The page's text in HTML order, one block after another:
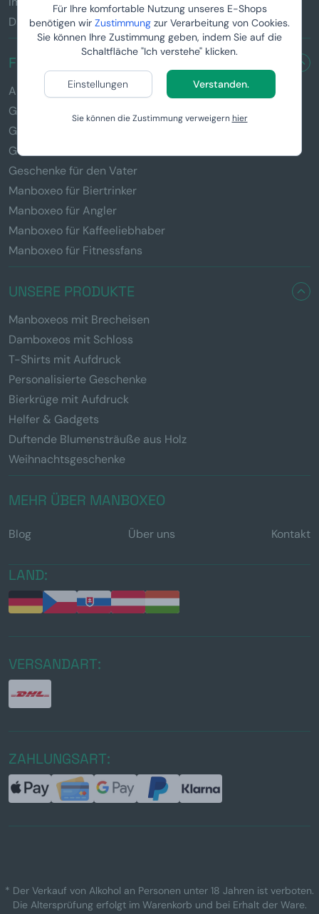
Für Ihre komfortable Nutzung unseres E-Shops
benötigen wir Zustimmung zur Verarbeitung von Cookies.
Sie können Ihre Zustimmung geben, indem Sie auf die
Schaltfläche "Ich verstehe" klicken.
Einstellungen Verstanden.
Sie können die Zustimmung verweigernhier
Datenschutz
FÜR WEN SUCHEN SIE EIN GESCHENK?
Alle Geschenke
Geschenke für Männer
Geschenke für Frauen
Geschenke für Kinder
Geschenke für den Vater
Manboxeo für Biertrinker
Manboxeo für Angler
Manboxeo für Kaffeeliebhaber
Manboxeo für Fitnessfans
UNSERE PRODUKTE
Manboxeos mit Brecheisen
Damboxeos mit Schloss
T-Shirts mit Aufdruck
Personalisierte Geschenke
Bierkrüge mit Aufdruck
Helfer & Gadgets
Duftende Blumensträuße aus Holz
Weihnachtsgeschenke
MEHR ÜBER MANBOXEO
Blog Über uns Kontakt
LAND:
VERSANDART:
ZAHLUNGSART:
* Der Verkauf von Alkohol an Personen unter 18 Jahren ist verboten.
Die Altersprüfung erfolgt im Warenkorb und bei Erhalt der Ware.